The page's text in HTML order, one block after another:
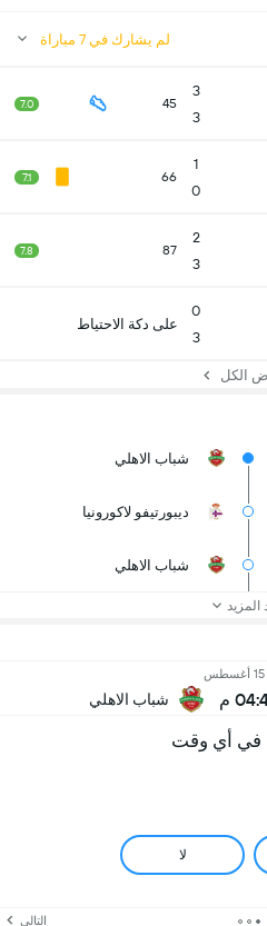
م شباب الاهلي
في أي وقت
لا
التالي
لم يشارك في 7 مباراة
3
3
45
7.0
1
0
66
7.1
2
3
87
7.8
0
3
على دكة الاحتياط
الكل
شباب الاهلي
ديبورتيفو لاكورونيا
شباب الاهلي